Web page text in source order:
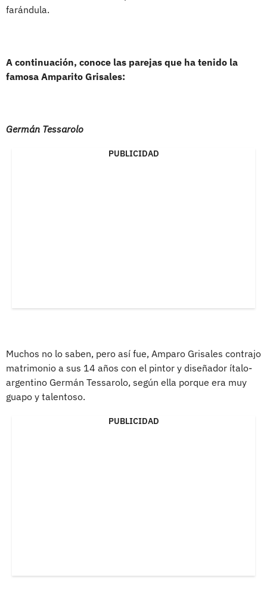
farándula.
A continuación, conoce las parejas que ha tenido la
famosa Amparito Grisales:
Germán Tessarolo
PUBLICIDAD
Muchos no lo saben, pero así fue, Amparo Grisales contrajo
matrimonio a sus 14 años con el pintor y diseñador ítalo-
argentino Germán Tessarolo, según ella porque era muy
guapo y talentoso.
PUBLICIDAD